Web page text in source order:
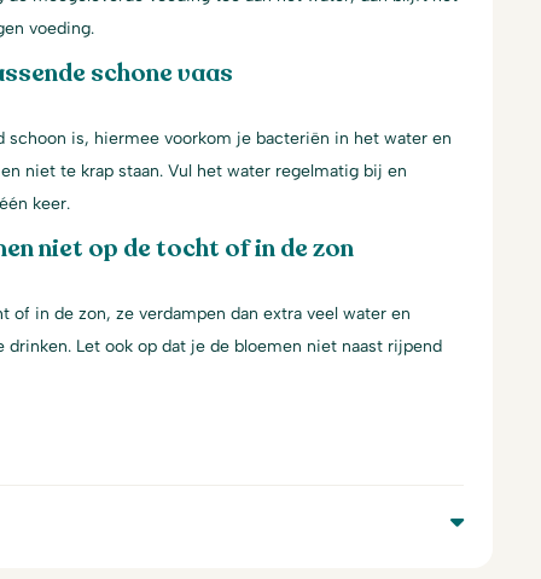
voeding.
schone vaas
schoon is, hiermee voorkom je bacteriën in het water en
niet te krap staan. Vul het water regelmatig bij en
keer.
niet op de tocht of in de zon
of in de zon, ze verdampen dan extra veel water en
Let ook op dat je de bloemen niet naast rijpend